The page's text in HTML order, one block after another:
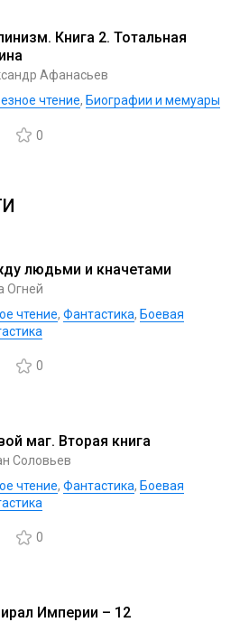
Книга 2. Тотальная
Афанасьев
чтение, Биографии и мемуары
0
людьми и кначетами
Огней
чтение, Фантастика, Боевая
0
маг. Вторая книга
Соловьев
чтение, Фантастика, Боевая
0
Империи – 12